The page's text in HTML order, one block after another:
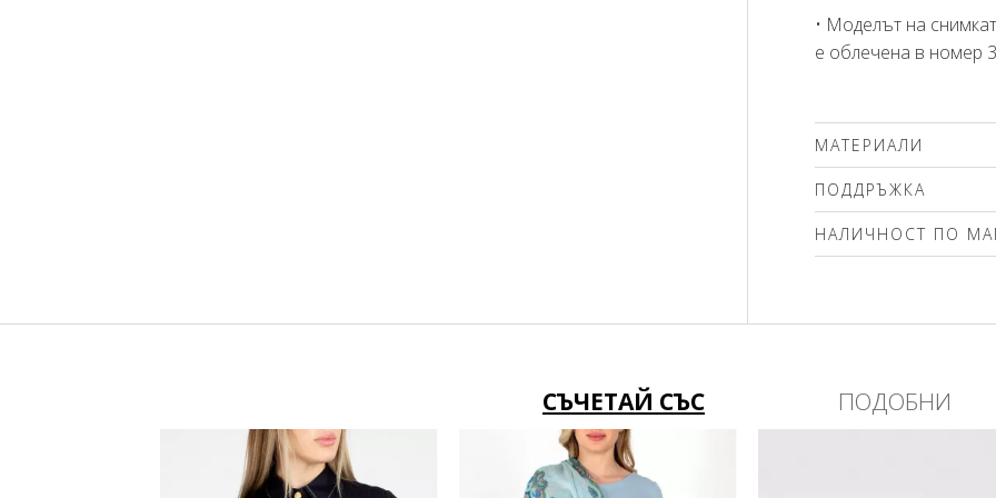
• Моделът на
е облечена в номер
МАТЕРИАЛИ
ПОДДРЪЖКА
(max. 30'С ) с
чистене.
НАЛИЧНОСТ ПО
СЪЧЕТАЙ СЪС ПОДОБНИ